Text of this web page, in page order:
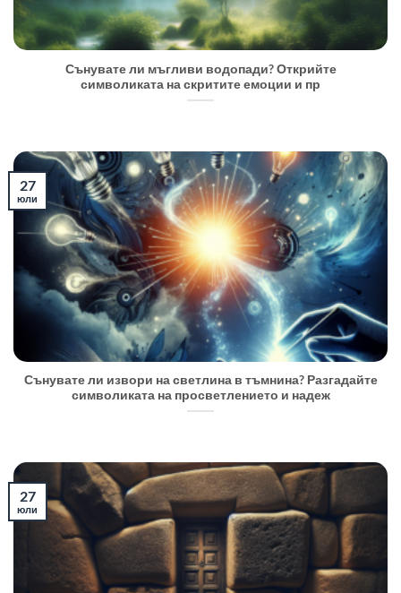
Сънувате ли мъгливи водопади? Открийте
символиката на скритите емоции и пр
Сънувате ли извори на светлина в тъмнина? Разгадайте
символиката на просветлението и надеж
27
юли
27
юли